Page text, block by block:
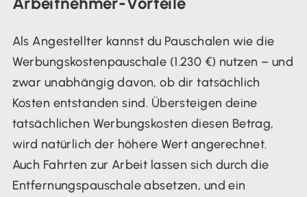
Als Angestellter kannst du Pauschalen wie die
Werbungskostenpauschale (1.230 €) nutzen – und
zwar unabhängig davon, ob dir tatsächlich
Kosten entstanden sind. Übersteigen deine
tatsächlichen Werbungskosten diesen Betrag,
wird natürlich der höhere Wert angerechnet.
Auch Fahrten zur Arbeit lassen sich durch die
Entfernungspauschale absetzen, und ein